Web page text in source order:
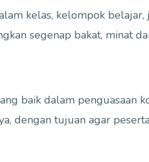
kelas, kelompok
segenap bakat, minat
baik dalam penguasaan
dengan tujuan agar